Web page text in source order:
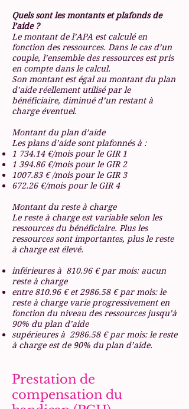
Quels sont les montants et plafonds de
l’aide ?
Le montant de l’APA est calculé en
fonction des ressources. Dans le cas d’un
couple, l’ensemble des ressources est pris
en compte dans le calcul.
Son montant est égal au montant du plan
d’aide réellement utilisé par le
bénéficiaire, diminué d’un restant à
charge éventuel.
Montant du plan d’aide
Les plans d’aide sont plafonnés à :
1 734.14 €/mois pour le GIR 1
1 394.86 €/mois pour le GIR 2
1007.83 € /mois pour le GIR 3
672.26 €/mois pour le GIR 4
Montant du reste à charge
Le reste à charge est variable selon les
ressources du bénéficiaire. Plus les
ressources sont importantes, plus le reste
à charge est élevé.
inférieures à 810.96 € par mois: aucun
reste à charge
entre 810.96 € et 2986.58 € par mois: le
reste à charge varie progressivement en
fonction du niveau des ressources jusqu’à
90% du plan d’aide
supérieures à 2986.58 € par mois: le reste
à charge est de 90% du plan d’aide.
Prestation de
compensation du